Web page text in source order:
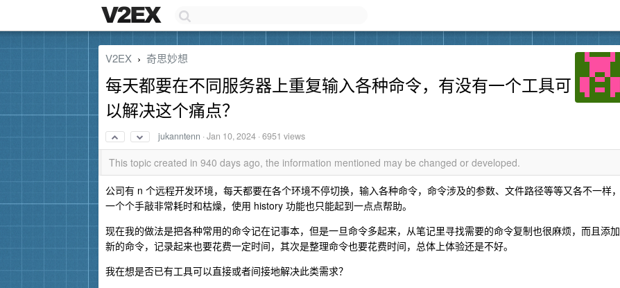
V2EX › 奇思妙想
每天都要在不同服务器上重复输入各种命令，有没有一个工具可
以解决这个痛点？
jukanntenn ·Jan 10, 2024 · 6951 views
This topic created in 940 days ago, the information mentioned may be changed or developed.
公司有 n 个远程开发环境，每天都要在各个环境不停切换，输入各种命令，命令涉及的参数、文件路径等等又各不一样，
一个个手敲非常耗时和枯燥，使用 history 功能也只能起到一点点帮助。
现在我的做法是把各种常用的命令记在记事本，但是一旦命令多起来，从笔记里寻找需要的命令复制也很麻烦，而且添加
新的命令，记录起来也要花费一定时间，其次是整理命令也要花费时间，总体上体验还是不好。
我在想是否已有工具可以直接或者间接地解决此类需求？